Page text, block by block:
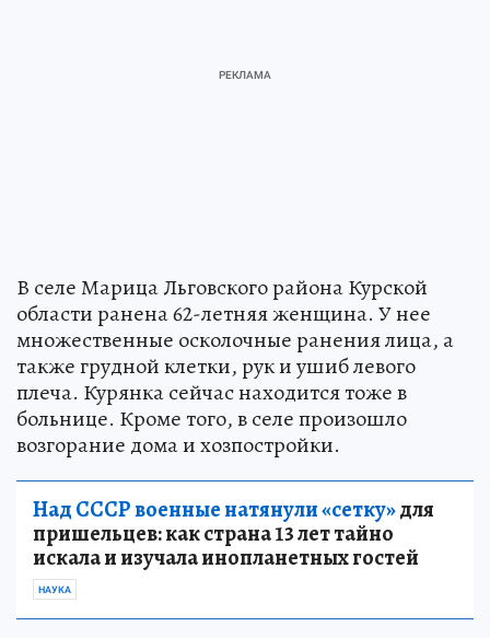
В селе Марица Льговского района Курской
области ранена 62-летняя женщина. У нее
множественные осколочные ранения лица, а
также грудной клетки, рук и ушиб левого
плеча. Курянка сейчас находится тоже в
больнице. Кроме того, в селе произошло
возгорание дома и хозпостройки.
Над СССР военные натянули «сетку»для
пришельцев: как страна 13 лет тайно
искала и изучала инопланетных гостей
НАУКА